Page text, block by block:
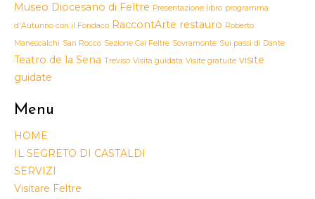
Museo Diocesano di Feltre Presentazione libro programma
d'Autunno con il Fondaco RaccontArte restauro Roberto
Manescalchi San Rocco Sezione Cai Feltre Sovramonte Sui passi di Dante
Teatro de la Sena Treviso Visita guidata Visite gratuite visite
guidate
Menu
HOME
IL SEGRETO DI CASTALDI
SERVIZI
Visitare Feltre